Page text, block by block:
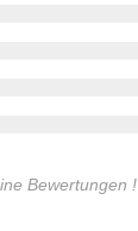
Bewertungen !